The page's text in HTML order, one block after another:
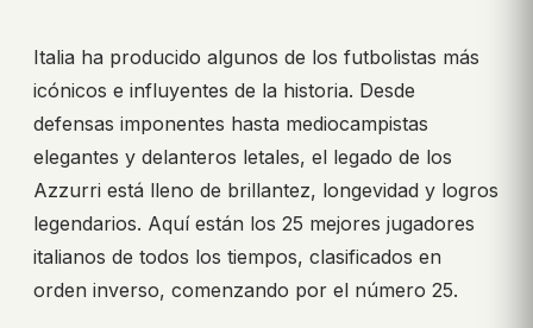
Italia ha producido algunos de los futbolistas más
icónicos e influyentes de la historia. Desde
defensas imponentes hasta mediocampistas
elegantes y delanteros letales, el legado de los
Azzurri está lleno de brillantez, longevidad y logros
legendarios. Aquí están los 25 mejores jugadores
italianos de todos los tiempos, clasificados en
orden inverso, comenzando por el número 25.